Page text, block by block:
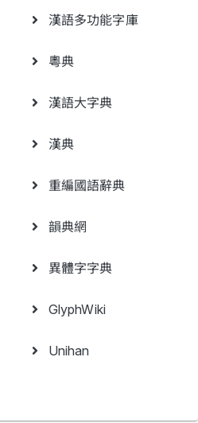
漢語多功能字庫
粵典
漢語大字典
漢典
重編國語辭典
韻典網
異體字字典
GlyphWiki
Unihan